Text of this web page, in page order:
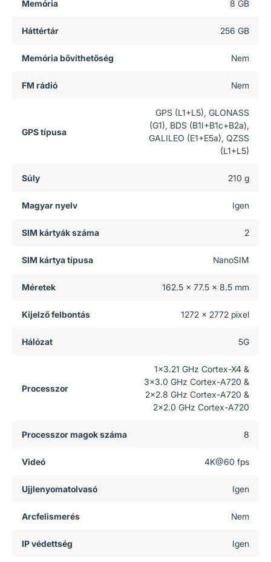
Memória 8 GB
Háttértár 256 GB
Memória bővíthetőség Nem
FM rádió Nem
GPS típusa
GPS (L1+L5), GLONASS
(G1), BDS (B1I+B1c+B2a),
GALILEO (E1+E5a), QZSS
(L1+L5)
Súly 210 g
Magyar nyelv Igen
SIM kártyák száma 2
SIM kártya típusa NanoSIM
Méretek 162.5 x 77.5 x 8.5 mm
Kijelző felbontás 1272 x 2772 pixel
Hálózat 5G
Processzor
1x3.21 GHz Cortex-X4 &
3x3.0 GHz Cortex-A720 &
2x2.8 GHz Cortex-A720 &
2x2.0 GHz Cortex-A720
Processzor magok száma 8
Videó 4K@60 fps
Ujjlenyomatolvasó Igen
Arcfelismerés Nem
IP védettség Igen